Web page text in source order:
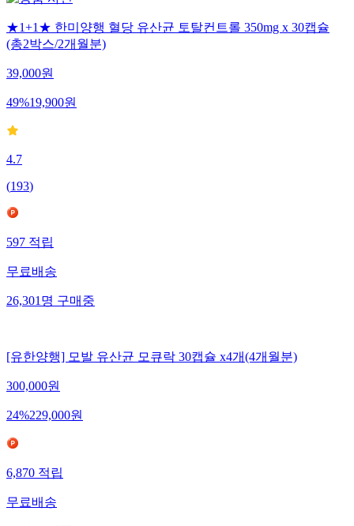
★1+1★ 한미양행 혈당 유산균 토탈컨트롤 350mg x 30캡슐
(총2박스/2개월분)
39,000원
49%19,900원
4.7
(193)
597 적립
무료배송
26,301 명 구매중
[유한양행] 모발 유산균 모큐락 30캡슐 x4개(4개월분)
300,000원
24%229,000원
6,870적립
무료배송